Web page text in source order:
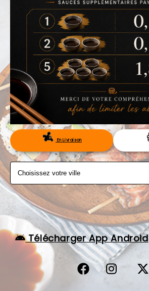
LA CARTE
VOTRE COMPTE
NOTRE RESTAURANT
VOS AVIS
MENTIONS LÉGALES
C.G.V
RÉSERVATIONEn Livraison
Télécharger App Android